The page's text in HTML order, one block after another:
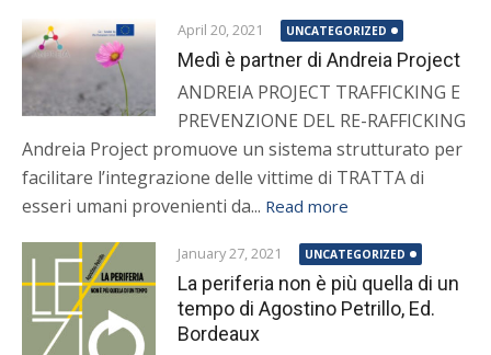
April 20, 2021 UNCATEGORIZED
Medì è partner di Andreia Project
ANDREIA PROJECT TRAFFICKING E
PREVENZIONE DEL RE-RAFFICKING
Andreia Project promuove un sistema strutturato per
facilitare l’integrazione delle vittime di TRATTA di
esseri umani provenienti da... Read more
January 27, 2021 UNCATEGORIZED
La periferia non è più quella di un
tempo di Agostino Petrillo, Ed.
Bordeaux